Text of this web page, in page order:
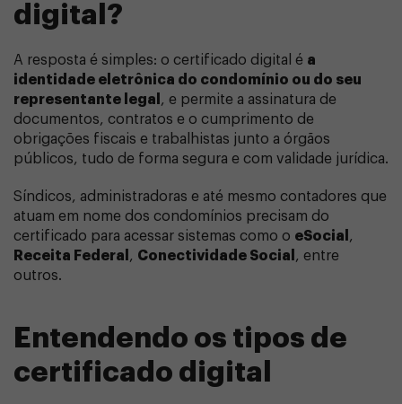
digital?
A resposta é simples: o certificado digital é a
identidade eletrônica do condomínio ou do seu
representante legal , e permite a assinatura de
documentos, contratos e o cumprimento de
obrigações fiscais e trabalhistas junto a órgãos
públicos, tudo de forma segura e com validade jurídica.
Síndicos, administradoras e até mesmo contadores que
atuam em nome dos condomínios precisam do
certificado para acessar sistemas como o eSocial ,
Receita Federal , Conectividade Social , entre
outros.
Entendendo os tipos de
certificado digital